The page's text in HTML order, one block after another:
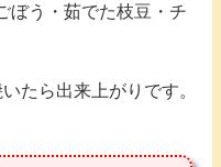
ぼう・茹でた枝豆・チ
たら出来上がりです。